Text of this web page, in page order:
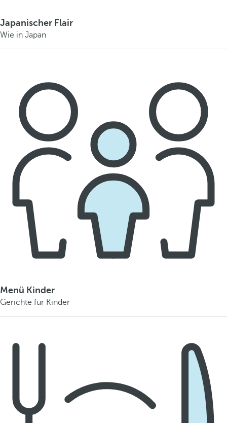
Japanischer Flair
Wie in Japan
Menü Kinder
Gerichte für Kinder